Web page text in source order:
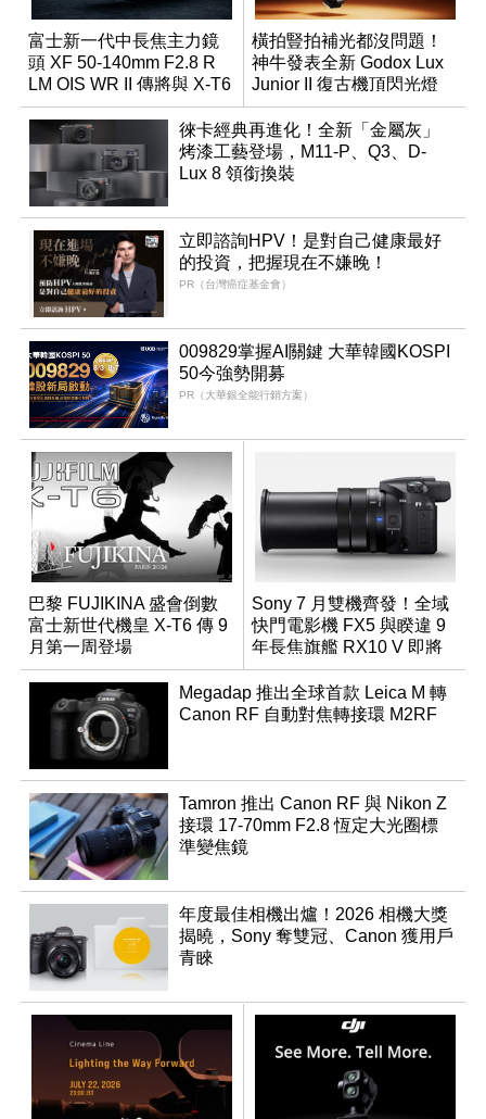
富士新一代中長焦主力鏡
頭 XF 50-140mm F2.8 R
LM OIS WR II 傳將與 X-T6
同步亮相
橫拍豎拍補光都沒問題！
神牛發表全新 Godox Lux
Junior II 復古機頂閃光燈
徠卡經典再進化！全新「金屬灰」
烤漆工藝登場，M11-P、Q3、D-
Lux 8 領銜換裝
立即諮詢HPV！是對自己健康最好
的投資，把握現在不嫌晚！
PR（台灣癌症基金會）
009829掌握AI關鍵 大華韓國KOSPI
50今強勢開募
PR（大華銀全能行銷方案）
巴黎 FUJIKINA 盛會倒數
富士新世代機皇 X-T6 傳 9
月第一周登場
Sony 7 月雙機齊發！全域
快門電影機 FX5 與睽違 9
年長焦旗艦 RX10 V 即將
登場
Megadap 推出全球首款 Leica M 轉
Canon RF 自動對焦轉接環 M2RF
Tamron 推出 Canon RF 與 Nikon Z
接環 17-70mm F2.8 恆定大光圈標
準變焦鏡
年度最佳相機出爐！2026 相機大獎
揭曉，Sony 奪雙冠、Canon 獲用戶
青睞